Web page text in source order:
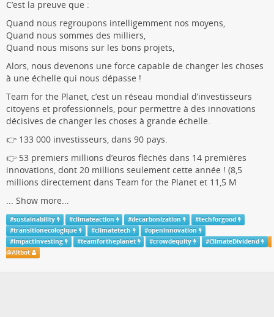
C’est la preuve que :
Quand nous regroupons intelligemment nos moyens,
Quand nous sommes des milliers,
Quand nous misons sur les bons projets,
Alors, nous devenons une force capable de changer les choses
à une échelle qui nous dépasse !
Team for the Planet, c’est un réseau mondial d’investisseurs
citoyens et professionnels, pour permettre à des innovations
décisives de changer les choses à grande échelle.
👉 133 000 investisseurs, dans 90 pays.
👉 53 premiers millions d’euros fléchés dans 14 premières
innovations, dont 20 millions seulement cette année ! (8,5
millions directement dans Team for the Planet et 11,5 M
... Show more...
#sustainability #climateaction #decarbonization #techforgood
#transitionecologique #climatetech #openinnovation
#ImpactInvesting #teamfortheplanet #crowdequity #ClimateDividend
@Altbot